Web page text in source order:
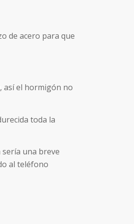
de acero para que
así el hormigón no
toda la
sería una breve
al teléfono